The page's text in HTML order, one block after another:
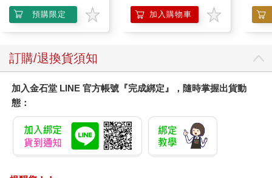
出於某些原因，起居室裡的「電屏」安放在一個不尋常的位置
上。按照正常的做法，它應該安放在內牆上，以便可以監控整個
的一邊有一個淺凹龕，溫斯頓現在就坐在其中（當初設計這些凹
龕的用意十之八九是供人放書架的）。他坐在凹龕裡，身體盡量
然，別人仍然可以聽到他說話，但只要他一直坐在現在的位置
上，別人就看不見他。部分是由於這屋子的特殊格局，他才會起
意做他現在想要做的事。
不過，他剛剛從抽屜裡拿出來的那本本子與這件事也有關聯。這
本子特別精美。光滑潔白的紙張因年代久遠而有些發黃，這種紙
加入購物車 加入購物車
其他人也買